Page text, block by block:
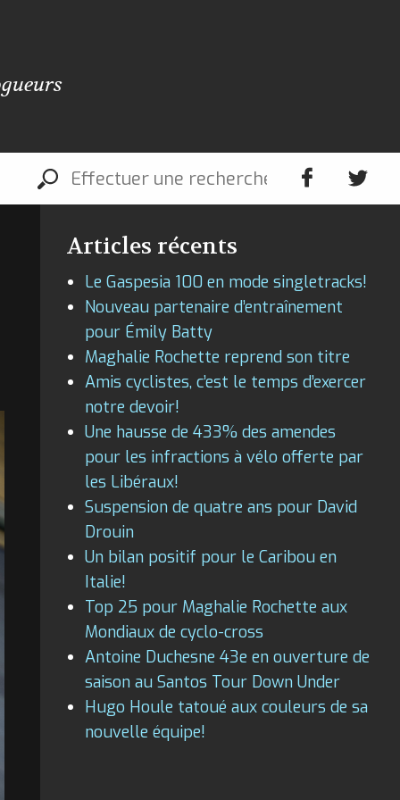
Articles récents
Le Gaspesia 100 en mode singletracks!
Nouveau partenaire d’entraînement
pour Émily Batty
Maghalie Rochette reprend son titre
Amis cyclistes, c’est le temps d’exercer
notre devoir!
Une hausse de 433% des amendes
pour les infractions à vélo offerte par
les Libéraux!
Suspension de quatre ans pour David
Drouin
Un bilan positif pour le Caribou en
Italie!
Top 25 pour Maghalie Rochette aux
Mondiaux de cyclo-cross
Antoine Duchesne 43e en ouverture de
saison au Santos Tour Down Under
Hugo Houle tatoué aux couleurs de sa
nouvelle équipe!